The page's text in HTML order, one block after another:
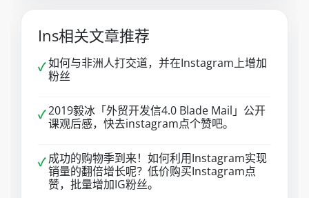
Ins相关文章推荐
✓如何与非洲人打交道，并在Instagram上增加
粉丝
✓2019毅冰「外贸开发信4.0 Blade Mail」公开
课观后感，快去instagram点个赞吧。
✓ 成功的购物季到来！如何利用Instagram实现
销量的翻倍增长呢？低价购买Instagram点
赞，批量增加IG粉丝。